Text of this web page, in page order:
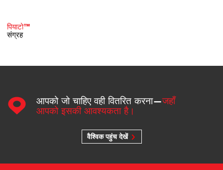
पियाटो™
संग्रह
आपको जो चाहिए वही वितरित करना—जहाँ
आपको इसकी आवश्यकता है।
वैश्विक पहुंच देखें